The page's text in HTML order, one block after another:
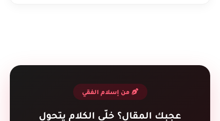
من إسلام الفقي
عجبك المقال؟ خلّي الكلام يتحول